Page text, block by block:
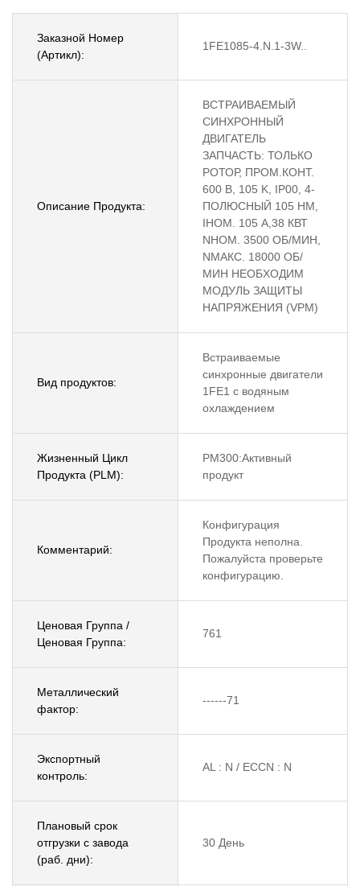
Заказной Номер
(Артикл):
1FE1085-4.N.1-3W..
Описание Продукта:
ВСТРАИВАЕМЫЙ
СИНХРОННЫЙ
ДВИГАТЕЛЬ
ЗАПЧАСТЬ: ТОЛЬКО
РОТОР, ПРОМ.КОНТ.
600 В, 105 K, IP00, 4-
ПОЛЮСНЫЙ 105 HM,
IНОМ. 105 A,38 КВТ
NНОМ. 3500 ОБ/МИН,
NМАКС. 18000 ОБ/
МИН НЕОБХОДИМ
МОДУЛЬ ЗАЩИТЫ
НАПРЯЖЕНИЯ (VPM)
Вид продуктов:
Встраиваемые
синхронные двигатели
1FE1 с водяным
охлаждением
Жизненный Цикл
Продукта (PLM):
PM300:Активный
продукт
Комментарий:
Конфигурация
Продукта неполна.
Пожалуйста проверьте
конфигурацию.
Ценовая Группа /
Ценовая Группа:
761
Металлический
фактор:
------71
Экспортный
контроль:
AL : N / ECCN : N
Плановый срок
отгрузки с завода
(раб. дни):
30 День